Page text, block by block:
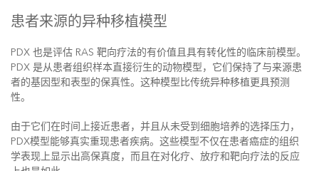
患者来源的异种移植模型
PDX 也是评估 RAS 靶向疗法的有价值且具有转化性的临床前模型。
PDX 是从患者组织样本直接衍生的动物模型，它们保持了与来源患
者的基因型和表型的保真性。这种模型比传统异种移植更具预测
性。
由于它们在时间上接近患者，并且从未受到细胞培养的选择压力，
PDX模型能够真实重现患者疾病。这些模型不仅在患者癌症的组织
学表现上显示出高保真度，而且在对化疗、放疗和靶向疗法的反应